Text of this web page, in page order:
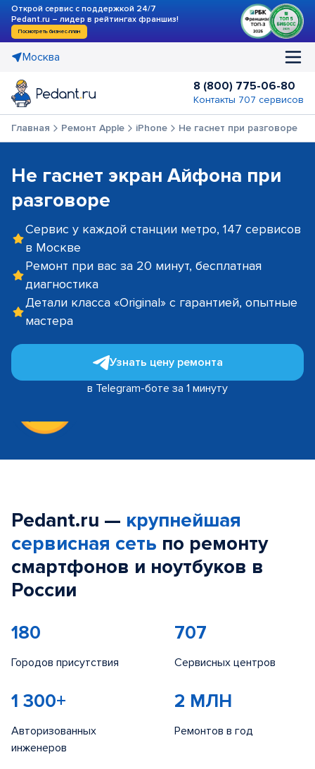
Открой сервис с поддержкой 24/7
Pedant.ru – лидер в рейтингах франшиз!
Посмотреть бизнес-план
Москва
8 (800) 775-06-80
Контакты 707 сервисов
Главная Ремонт Apple iPhone Не гаснет при разговоре
Не гаснет экран Айфона при
разговоре
Сервис у каждой станции метро, 147 сервисов
в Москве
Ремонт при вас за 20 минут, бесплатная
диагностика
Детали класса «Original» с гарантией, опытные
мастера
Узнать цену ремонта
в Telegram-боте за 1 минуту
Pedant.ru — крупнейшая
сервисная сеть по ремонту
смартфонов и ноутбуков в
России
180
Городов присутствия
707
Сервисных центров
1 300+
Авторизованных
инженеров
2 МЛН
Ремонтов в год